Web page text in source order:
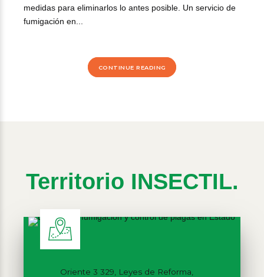
medidas para eliminarlos lo antes posible. Un servicio de
fumigación en...
CONTINUE READING
Territorio INSECTIL.
Oriente 3 329, Leyes de Reforma,